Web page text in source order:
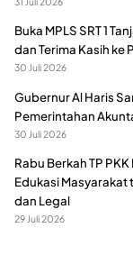
Buka MPLS SRT 1
dan Terima Kasih ke
30 Juli 2026
Gubernur Al Haris
Pemerintahan
30 Juli 2026
Rabu Berkah TP
Edukasi Masyarakat
dan Legal
29 Juli 2026